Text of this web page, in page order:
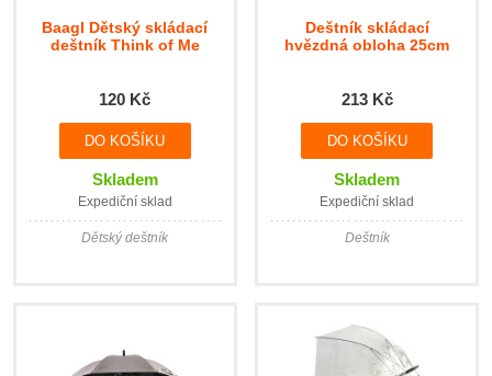
Baagl Dětský skládací
deštník Think of Me
120 Kč
Skladem
Expediční sklad
Dětský deštník
Deštník skládací
hvězdná obloha 25cm
213 Kč
Skladem
Expediční sklad
Deštník